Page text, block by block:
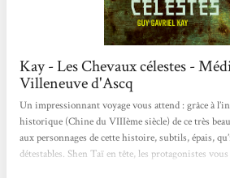
Kay - Les Chevaux célestes -
Villeneuve d'Ascq
Un impressionnant voyage vous attend : grâce à
historique (Chine du VIIIème siècle) de ce très
aux personnages de cette histoire, subtils, épais,
détestables. Shen Taï en tête, les protagonistes